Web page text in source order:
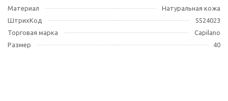
Материал
Натуральная кожа
ШтрихКод
5524023
Торговая марка
Capilano
Размер
40